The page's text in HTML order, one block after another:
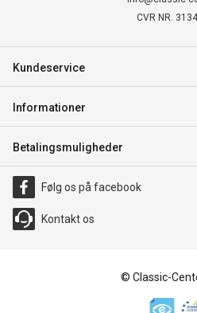
CVR NR.
Kundeservice
Informationer
Betalingsmuligheder
Følg os på facebook
Kontakt os
© Classic-